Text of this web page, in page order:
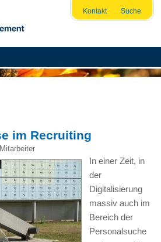
Kontakt Suche
im Recruiting
Mitarbeiter
In einer Zeit, in
der
Digitalisierung
massiv auch im
Bereich der
Personalsuche